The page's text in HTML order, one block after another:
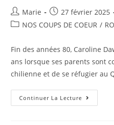
Marie
27 février 2025
NOS COUPS DE COEUR /
Fin des années 80, Caroline
ans lorsque ses parents sont
chilienne et de se réfugier au
Continuer La Lecture